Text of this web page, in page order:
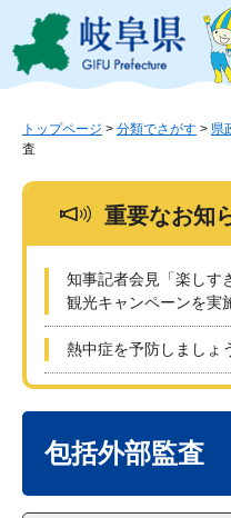
ジ
ュ
この
トップページ > 分類でさがす > 県
査
重要なお知
知事記者会見「楽しす
観光キャンペーンを実
熱中症を予防しましょ
包括外部監査